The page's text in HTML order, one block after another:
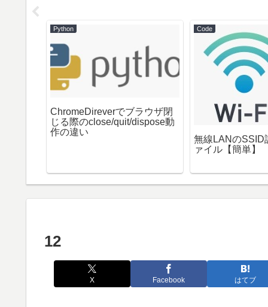
Python
ChromeDireverでブラウザ閉
じる際のclose/quit/dispose動
作の違い
Code
無線LANのSSID
ァイル【簡単】
12
X Facebook はてブ